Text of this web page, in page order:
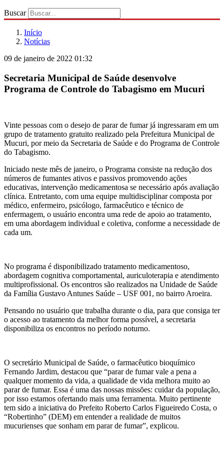
Buscar
Início
Notícias
09 de janeiro de 2022 01:32
Secretaria Municipal de Saúde desenvolve
Programa de Controle do Tabagismo em Mucuri
Vinte pessoas com o desejo de parar de fumar já ingressaram em um
grupo de tratamento gratuito realizado pela Prefeitura Municipal de
Mucuri, por meio da Secretaria de Saúde e do Programa de Controle
do Tabagismo.
Iniciado neste mês de janeiro, o Programa consiste na redução dos
números de fumantes ativos e passivos promovendo ações
educativas, intervenção medicamentosa se necessário após avaliação
clínica. Entretanto, com uma equipe multidisciplinar composta por
médico, enfermeiro, psicólogo, farmacêutico e técnico de
enfermagem, o usuário encontra uma rede de apoio ao tratamento,
em uma abordagem individual e coletiva, conforme a necessidade de
cada um.
No programa é disponibilizado tratamento medicamentoso,
abordagem cognitiva comportamental, auriculoterapia e atendimento
multiprofissional. Os encontros são realizados na Unidade de Saúde
da Família Gustavo Antunes Saúde – USF 001, no bairro Aroeira.
Pensando no usuário que trabalha durante o dia, para que consiga ter
o acesso ao tratamento da melhor forma possível, a secretaria
disponibiliza os encontros no período noturno.
O secretário Municipal de Saúde, o farmacêutico bioquímico
Fernando Jardim, destacou que “parar de fumar vale a pena a
qualquer momento da vida, a qualidade de vida melhora muito ao
parar de fumar. Essa é uma das nossas missões: cuidar da população,
por isso estamos ofertando mais uma ferramenta. Muito pertinente
tem sido a iniciativa do Prefeito Roberto Carlos Figueiredo Costa, o
“Robertinho” (DEM) em entender a realidade de muitos
mucurienses que sonham em parar de fumar”, explicou.